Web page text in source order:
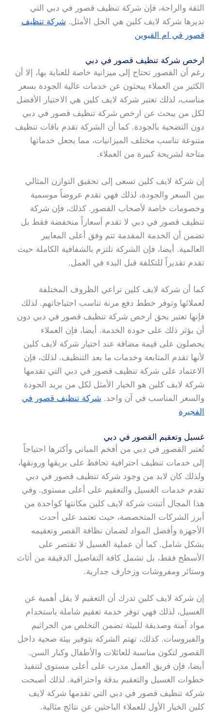
الثقة والراحة، فإن شركة تنظيف قصور في دبي التي
تديرها شركة لايف كلين هي الحل الأمثل. شركة تنظيف
قصور في ام القيوين
ارخص شركة تنظيف قصور في دبي
رغم أن القصور تحتاج إلى ميزانية خاصة للعناية بها، إلا أن
الكثير من العملاء يبحثون عن خدمات عالية الجودة بسعر
مناسب، لذلك تعتبر شركة لايف كلين هي الاختيار الأفضل
لكل من يبحث عن ارخص شركة تنظيف قصور في دبي
دون التضحية بالجودة. كما أن الشركة تقدم باقات تنظيف
متنوعة تناسب مختلف الميزانيات، مما يجعل خدماتها
متاحة لشريحة كبيرة من العملاء.
إن شركة لايف كلين تسعى إلى تحقيق التوازن المثالي
بين السعر والجودة، لذلك فهي تقدم عروضاً موسمية
وخصومات خاصة لأصحاب القصور. كذلك، فإن شركة
تنظيف قصور في دبي لا تقدم أسعاراً منخفضة فقط بل
تضمن أن الخدمة المقدمة تتم وفق أعلى المعايير
العالمية. أيضا، فإن الشركة تلتزم بالشفافية الكاملة حيث
تقدم تقديراً للتكلفة قبل البدء في العمل.
كما أن شركة لايف كلين تراعي الظروف المختلفة
لعملائها وتوفر خطط دفع مرنة تناسب احتياجاتهم. لذلك
فإنها تعتبر بحق ارخص شركة تنظيف قصور في دبي دون
أن يؤثر ذلك على جودة الخدمة. أيضا، فإن العملاء
يحصلون على قيمة مضافة عند اختيار شركة لايف كلين
لأنها تقدم المتابعة وخدمات ما بعد التنظيف. لذلك، فإن
الاعتماد على شركة تنظيف قصور في دبي التي تقدمها
شركة لايف كلين هو الخيار الأمثل لكل من يريد الجودة
والسعر المناسب في آن واحد. شركة تنظيف قصور في
الفجيرة
غسيل وتعقيم القصور في دبي
تُعتبر القصور في دبي من أفخم المباني وأكثرها احتياجاً
إلى خدمات تنظيف احترافية تحافظ على بريقها ورونقها،
ولذلك كان لابد من وجود شركة تنظيف قصور في دبي
تقدم خدمات الغسيل والتعقيم على أعلى مستوى. وفي
هذا المجال أثبتت شركة لايف كلين مكانتها كواحدة من
أبرز الشركات المتخصصة، حيث تعتمد على أحدث
الأجهزة وأفضل المواد لضمان نظافة القصر وتعقيمه
بشكل شامل. كما أن عملية الغسيل لا تقتصر على
الأسطح فقط، بل تشمل كافة التفاصيل الدقيقة من أثاث
وستائر ومفروشات وزخارف جدارية.
إن شركة لايف كلين تدرك أن التعقيم لا يقل أهمية عن
الغسيل، لذلك فهي توفر خدمة تعقيم شاملة باستخدام
مواد آمنة وصديقة للبيئة تضمن التخلص من الجراثيم
والفيروسات. كذلك، تهتم الشركة بتوفير بيئة صحية داخل
القصور لتكون مناسبة للعائلات والأطفال وكبار السن.
أيضا، فإن فريق العمل مدرب على أعلى مستوى لتنفيذ
خطوات الغسيل والتعقيم بدقة واحترافية. لذلك أصبحت
شركة تنظيف قصور في دبي التي تقدمها شركة لايف
كلين الخيار الأول للعملاء الباحثين عن نتائج مثالية.